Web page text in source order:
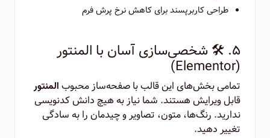
طراحی کاربرپسند برای کاهش نرخ پرش فرم
۵. 🛠️ شخصی‌سازی آسان با المنتور
(Elementor)
تمامی بخش‌های این قالب با صفحه‌ساز محبوبالمنتور
قابل ویرایش هستند. شما نیاز به هیچ دانش کدنویسی
ندارید. رنگ‌ها، متون، تصاویر و چیدمان را به سادگی
تغییر دهید.